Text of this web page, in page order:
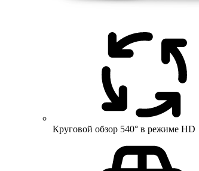
Круговой обзор 540° в режиме HD